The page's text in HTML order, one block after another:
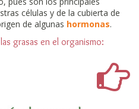
células y de la cubierta de
de algunas hormonas.
grasas en el organismo: